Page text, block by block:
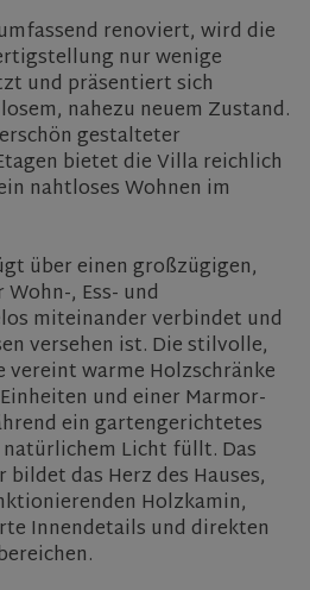
renoviert, wird die
nur wenige
und präsentiert sich
nahezu neuem Zustand.
gestalteter
bietet die Villa reichlich
nahtloses Wohnen im
über einen großzügigen,
, Ess- und
miteinander verbindet und
versehen ist. Die stilvolle,
vereint warme Holzschränke
und einer Marmor-
ein gartengerichtetes
Licht füllt. Das
das Herz des Hauses,
Holzkamin,
Innendetails und direkten